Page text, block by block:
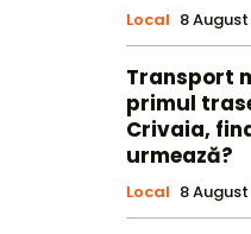
Local 8
Transport
primul
Crivaia,
urmează?
Local 8